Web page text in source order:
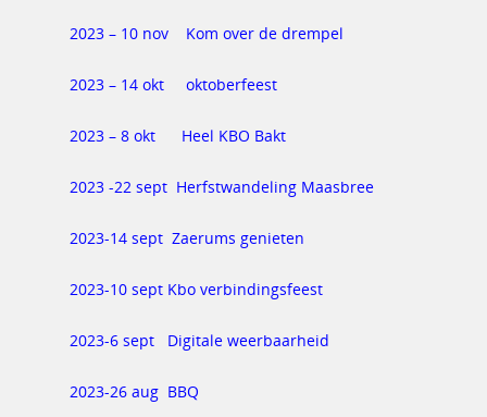
2023 – 10 nov Kom over de drempel
2023 – 14 okt oktoberfeest
2023 – 8 okt Heel KBO Bakt
2023 -22 sept Herfstwandeling Maasbree
2023-14 sept Zaerums genieten
2023-10 sept Kbo verbindingsfeest
2023-6 sept Digitale weerbaarheid
2023-26 aug BBQ
Eetpunt
Fietsen
AutoMaatje
vervoersservice